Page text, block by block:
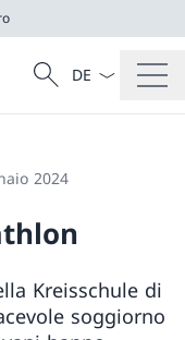
Cercare
Ricerca
Dal menu a
2024
Kreisschule di
soggiorno